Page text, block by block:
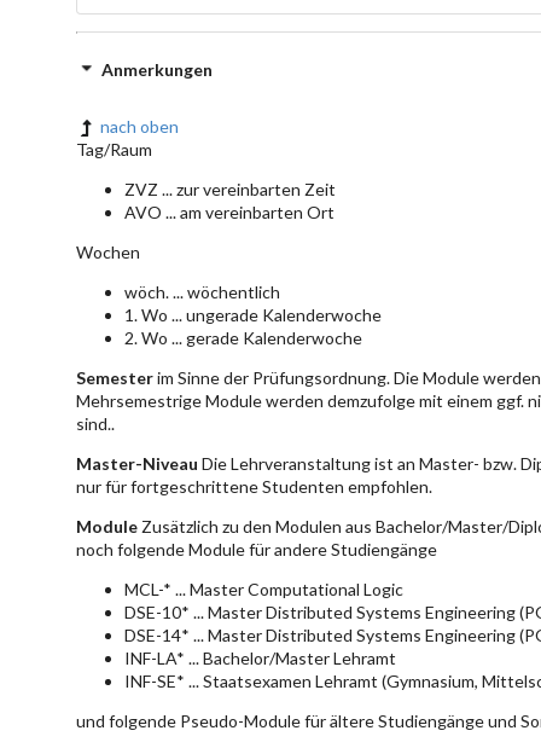
Anmerkungen
nach oben
Tag/Raum
ZVZ ... zur vereinbarten Zeit
AVO ... am vereinbarten Ort
Wochen
wöch. ... wöchentlich
1. Wo ... ungerade Kalenderwoche
2. Wo ... gerade Kalenderwoche
Semesterim Sinne der Prüfungsordnung. Die Module
Mehrsemestrige Module werden demzufolge mit einem ggf.
sind..
Master-Niveau Die Lehrveranstaltung ist an Master- bzw.
nur für fortgeschrittene Studenten empfohlen.
Module Zusätzlich zu den Modulen aus Bachelor/Master/
noch folgende Module für andere Studiengänge
MCL-* ... Master Computational Logic
DSE-10* ... Master Distributed Systems Engineering
DSE-14* ... Master Distributed Systems Engineering
INF-LA* ... Bachelor/Master Lehramt
INF-SE* ... Staatsexamen Lehramt (Gymnasium,
und folgende Pseudo-Module für ältere Studiengänge und